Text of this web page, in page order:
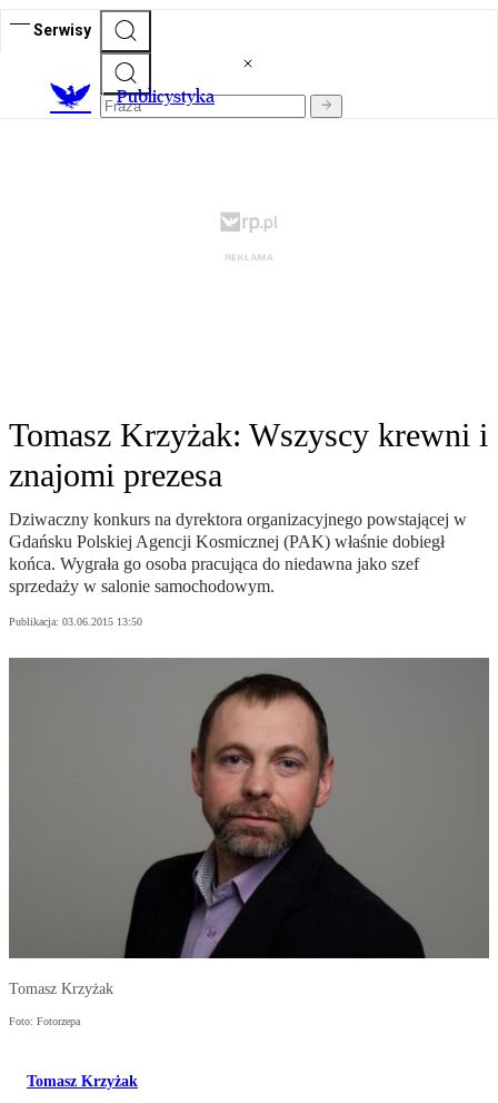
Serwisy
Publicystyka
Tomasz Krzyżak: Wszyscy krewni i
znajomi prezesa
Dziwaczny konkurs na dyrektora organizacyjnego powstającej w
Gdańsku Polskiej Agencji Kosmicznej (PAK) właśnie dobiegł
końca. Wygrała go osoba pracująca do niedawna jako szef
sprzedaży w salonie samochodowym.
Publikacja: 03.06.2015 13:50
Tomasz Krzyżak
Foto: Fotorzepa
Tomasz Krzyżak